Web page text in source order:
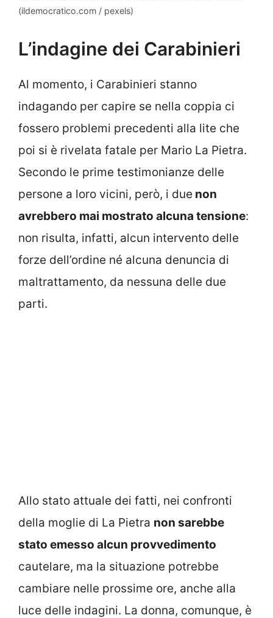
(ildemocratico.com / pexels)
L’indagine dei Carabinieri
Al momento, i Carabinieri stanno
indagando per capire se nella coppia ci
fossero problemi precedenti alla lite che
poi si è rivelata fatale per Mario La Pietra.
Secondo le prime testimonianze delle
persone a loro vicini, però, i due non
avrebbero mai mostrato alcuna tensione:
non risulta, infatti, alcun intervento delle
forze dell’ordine né alcuna denuncia di
maltrattamento, da nessuna delle due
parti.
Allo stato attuale dei fatti, nei confronti
della moglie di La Pietra non sarebbe
stato emesso alcun provvedimento
cautelare, ma la situazione potrebbe
cambiare nelle prossime ore, anche alla
luce delle indagini. La donna, comunque, è